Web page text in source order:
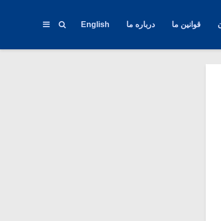
قوانین ما درباره ما English